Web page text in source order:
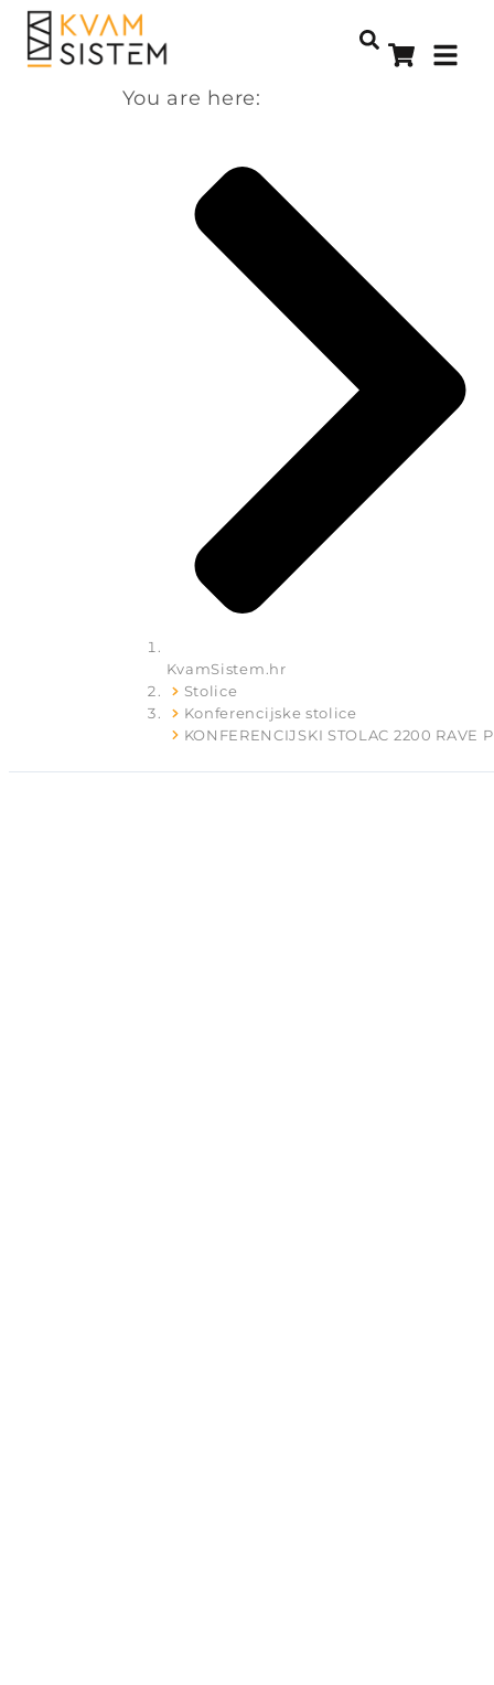
You are here:
KvamSistem.hr
Stolice
Konferencijske stolice
KONFERENCIJSKI STOLAC 2200 RAVE P